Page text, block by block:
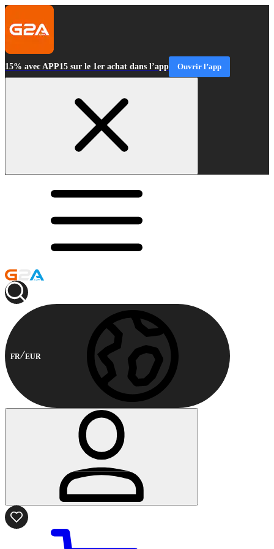
15% avec APP15 sur le 1er achat dans l’app Ouvrir l’app
FR EUR